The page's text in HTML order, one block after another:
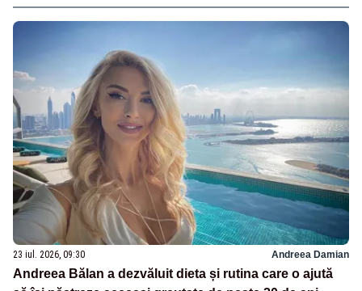
23 iul. 2026, 09:30 Andreea Damian
Andreea Bălan a dezvăluit dieta și rutina care o ajută